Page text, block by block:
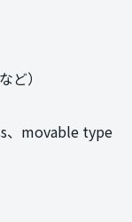
ど）
、movable type